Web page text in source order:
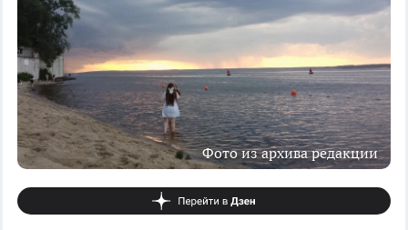
Фото из архива редакции